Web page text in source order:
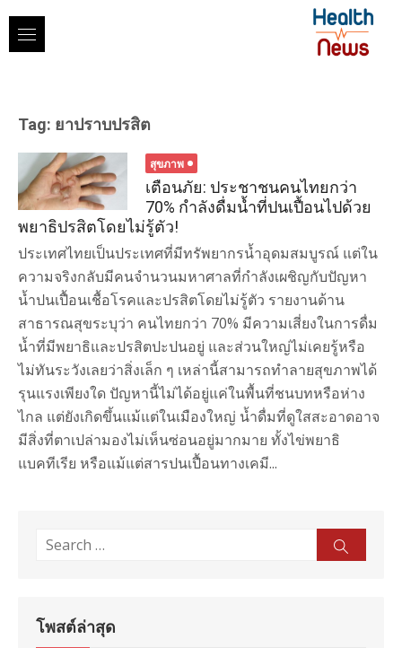
content
Tag: ยาปราบปรสิต
สุขภาพ
เตือนภัย: ประชาชนคนไทยกว่า
70% กำลังดื่มน้ำที่ปนเปื้อนไปด้วย
พยาธิปรสิตโดยไม่รู้ตัว!
ประเทศไทยเป็นประเทศที่มีทรัพยากรน้ำอุดมสมบูรณ์ แต่ใน
ความจริงกลับมีคนจำนวนมหาศาลที่กำลังเผชิญกับปัญหา
น้ำปนเปื้อนเชื้อโรคและปรสิตโดยไม่รู้ตัว รายงานด้าน
สาธารณสุขระบุว่า คนไทยกว่า 70% มีความเสี่ยงในการดื่ม
น้ำที่มีพยาธิและปรสิตปะปนอยู่ และส่วนใหญ่ไม่เคยรู้หรือ
ไม่ทันระวังเลยว่าสิ่งเล็ก ๆ เหล่านี้สามารถทำลายสุขภาพได้
รุนแรงเพียงใด ปัญหานี้ไม่ได้อยู่แค่ในพื้นที่ชนบทหรือห่าง
ไกล แต่ยังเกิดขึ้นแม้แต่ในเมืองใหญ่ น้ำดื่มที่ดูใสสะอาดอาจ
มีสิ่งที่ตาเปล่ามองไม่เห็นซ่อนอยู่มากมาย ทั้งไข่พยาธิ
แบคทีเรีย หรือแม้แต่สารปนเปื้อนทางเคมี...
Search
โพสต์ล่าสุด